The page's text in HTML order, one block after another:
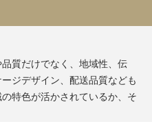
質だけでなく、地域性、伝
ジデザイン、配送品質なども
特色が活かされているか、そ